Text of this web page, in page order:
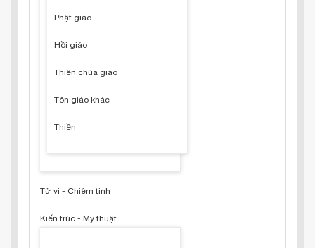
Phật giáo
Hồi giáo
Thiên chúa giáo
Tôn giáo khác
Thiền
Tử vi - Chiêm tinh
Kiến trúc - Mỹ thuật